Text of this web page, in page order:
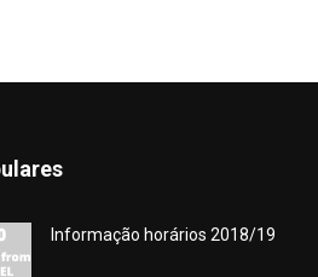
Informação horários 2018/19